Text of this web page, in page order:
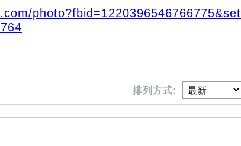
photo?fbid=1220396546766775&set
排列方式: